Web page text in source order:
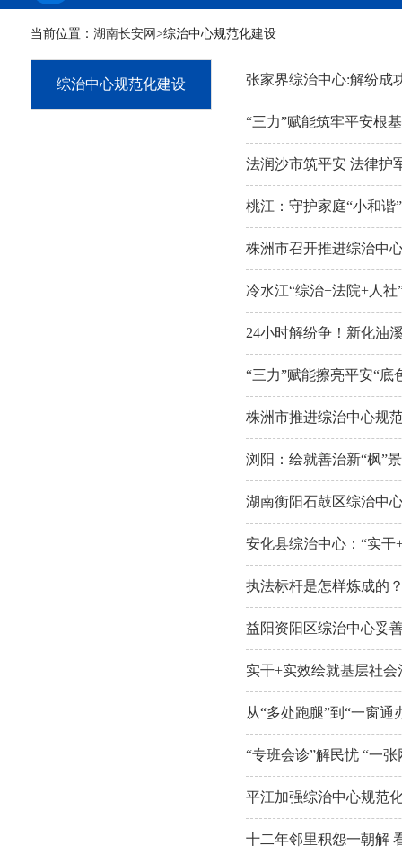
当前位置： 湖南长安网 >综治中心规范化建设
综治中心规范化建设 张家界综治中心:解纷成
“三力”赋能筑牢平安根
法润沙市筑平安 法律护
桃江：守护家庭“小和谐
株洲市召开推进综治中
冷水江“综治+法院+人
24小时解纷争！新化油
“三力”赋能擦亮平安“
株洲市推进综治中心规
浏阳：绘就善治新“枫”景
湖南衡阳石鼓区综治中
安化县综治中心：“实干
执法标杆是怎样炼成的
益阳资阳区综治中心妥
实干+实效绘就基层社
从“多处跑腿”到“一窗
“专班会诊”解民忧 “一
平江加强综治中心规范
十二年邻里积怨一朝解